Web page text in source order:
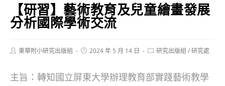
【研習】藝術教育及兒童繪畫發展
分析國際學術交流
Post東華附小研究出版組
Post2024 年 5 月 14 日
Post研究出版組 /研究處
主旨：轉知國立屏東大學辦理教育部實踐藝術教學